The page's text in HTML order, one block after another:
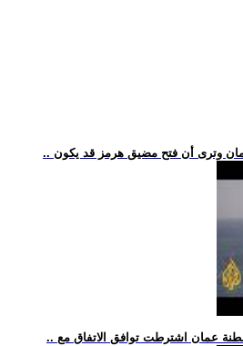
وترى أن فتح مضيق هرمز قد يكون
عمان اشترطت توافق الاتفاق مع